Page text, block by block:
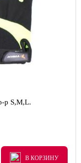
р S,M,L.
В КОРЗИНУ
В КОРЗИНУ
В КОРЗИНУ